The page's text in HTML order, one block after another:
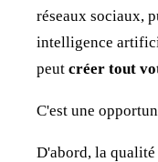
réseaux sociaux,
intelligence
peut créer tout
C'est une
D'abord, la